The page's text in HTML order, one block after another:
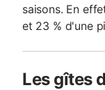
saisons. En
et 23 % d'une
Les gîtes